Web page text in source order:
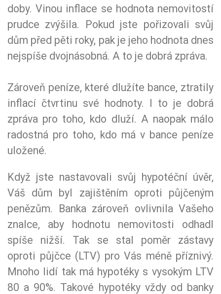
doby. Vinou inflace se hodnota nemovitostí
prudce zvýšila. Pokud jste pořizovali svůj
dům před pěti roky, pak je jeho hodnota dnes
nejspíše dvojnásobná. A to je dobrá zpráva.
Zároveň peníze, které dlužíte bance, ztratily
inflací čtvrtinu své hodnoty. I to je dobrá
zpráva pro toho, kdo dluží. A naopak málo
radostná pro toho, kdo má v bance peníze
uložené.
Když jste nastavovali svůj hypotéční úvěr,
Váš dům byl zajištěním oproti půjčeným
penězům. Banka zároveň ovlivnila Vašeho
znalce, aby hodnotu nemovitosti odhadl
spíše nižší. Tak se stal poměr zástavy
oproti půjčce (LTV) pro Vás méně příznivý.
Mnoho lidí tak má hypotéky s vysokým LTV
80 a 90%. Takové hypotéky vždy od banky